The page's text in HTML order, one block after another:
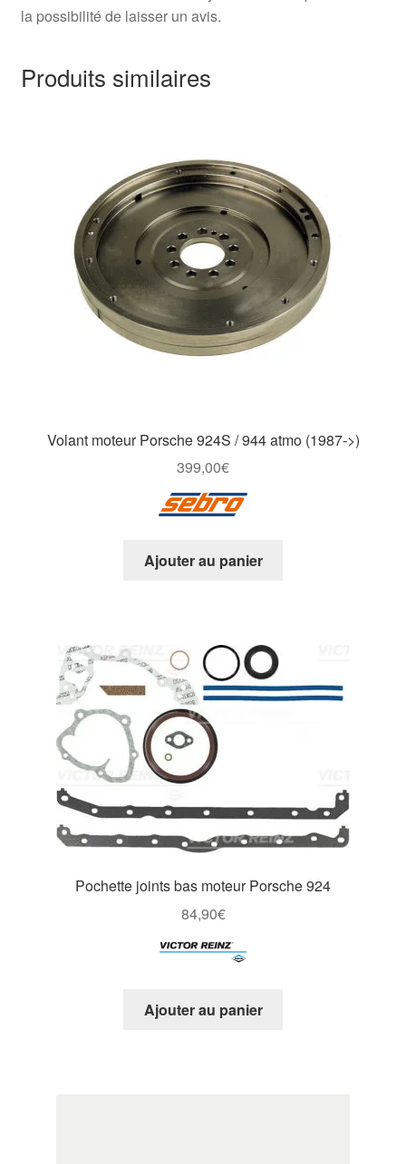
la possibilité de laisser un avis.
Produits similaires
Volant moteur Porsche 924S / 944 atmo (1987->)
399,00€
Ajouter au panier
Pochette joints bas moteur Porsche 924
84,90€
Ajouter au panier